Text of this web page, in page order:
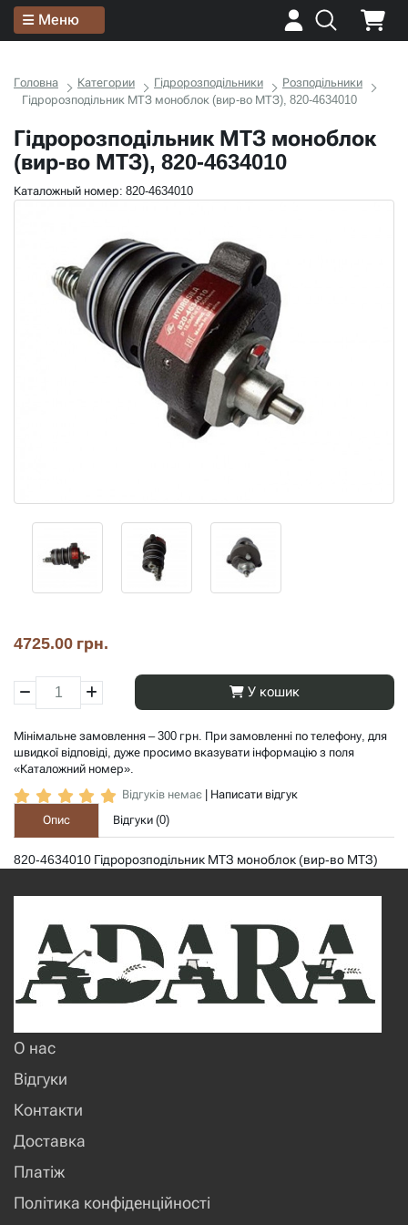
Меню
Головна Категории Гідророзподільники
Розподільники
Гідророзподільник МТЗ моноблок (вир-во МТЗ), 820-4634010
Гідророзподільник МТЗ моноблок
(вир-во МТЗ), 820-4634010
Каталожный номер: 820-4634010
4725.00 грн.
У кошик
Мінімальне замовлення – 300 грн. При замовленні по телефону, для
швидкої відповіді, дуже просимо вказувати інформацію з поля
«Каталожний номер».
Відгуків немає
Написати відгук
Опис
Відгуки (0)
820-4634010 Гідророзподільник МТЗ моноблок (вир-во МТЗ)
О нас
Відгуки
Контакти
Доставка
Платіж
Політика конфіденційності